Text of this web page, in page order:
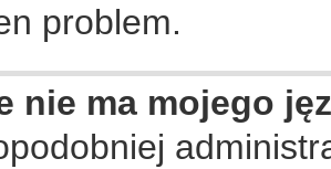
problem.
nie ma mojego